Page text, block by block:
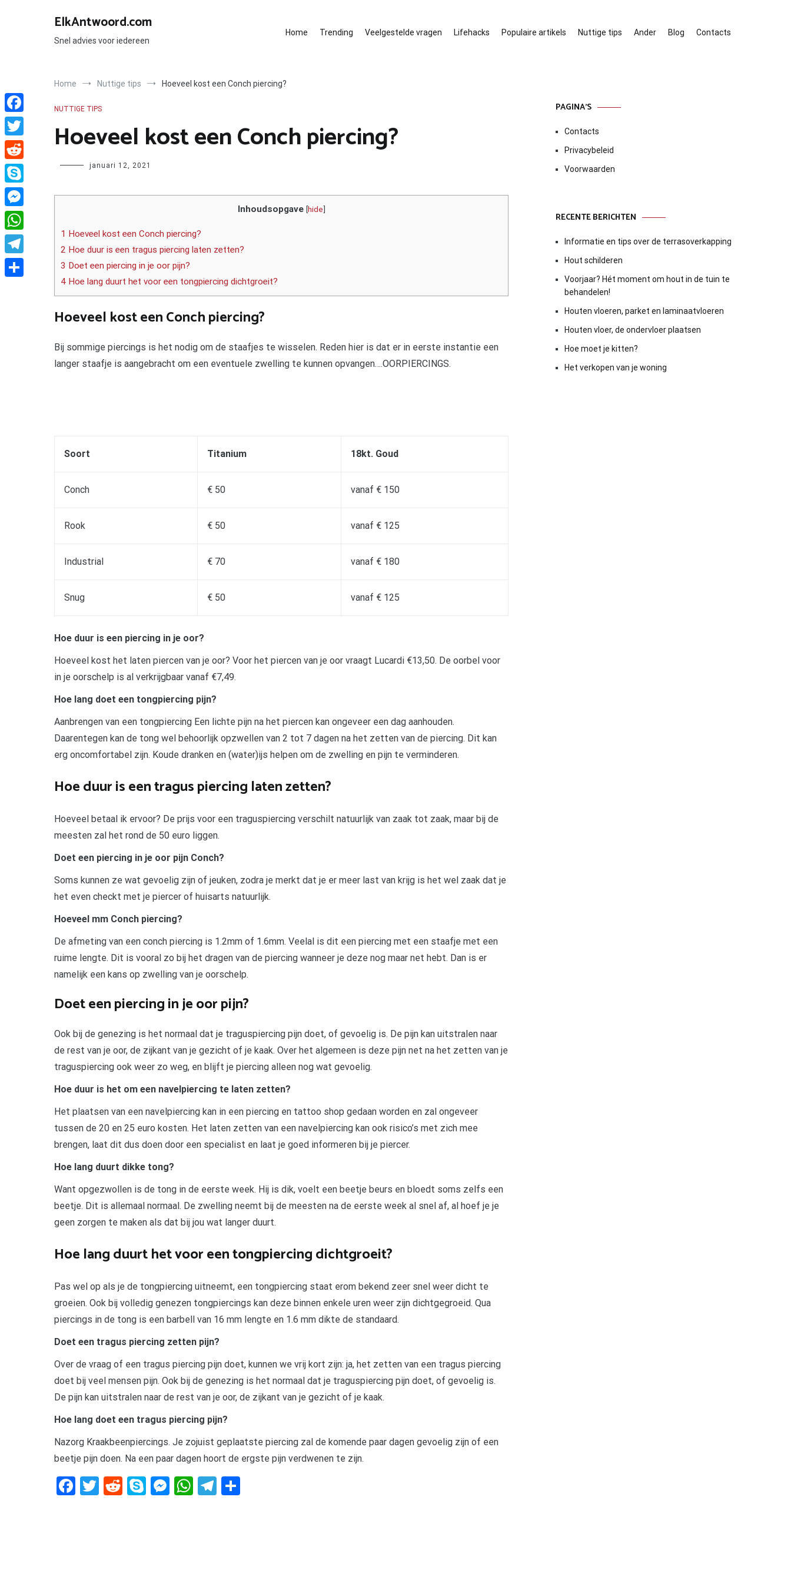
ElkAntwoord.com
Snel advies voor iedereen
Home Trending Veelgestelde vragen Lifehacks Populaire artikels Nuttige tips Ander Blog Contacts
Home Nuttige tips Hoeveel kost een Conch piercing?
NUTTIGE TIPS
Hoeveel kost een Conch piercing?
Author januari 12, 2021
Inhoudsopgave [hide]
1 Hoeveel kost een Conch piercing?
2 Hoe duur is een tragus piercing laten zetten?
3 Doet een piercing in je oor pijn?
4 Hoe lang duurt het voor een tongpiercing dichtgroeit?
Hoeveel kost een Conch piercing?
Bij sommige piercings is het nodig om de staafjes te wisselen. Reden hier is dat er in eerste instantie een
langer staafje is aangebracht om een eventuele zwelling te kunnen opvangen….OORPIERCINGS.
Soort Titanium 18kt. Goud
Conch € 50 vanaf € 150
Rook € 50 vanaf € 125
Industrial € 70 vanaf € 180
Snug € 50 vanaf € 125
Hoe duur is een piercing in je oor?
Hoeveel kost het laten piercen van je oor? Voor het piercen van je oor vraagt Lucardi €13,50. De oorbel voor
in je oorschelp is al verkrijgbaar vanaf €7,49.
Hoe lang doet een tongpiercing pijn?
Aanbrengen van een tongpiercing Een lichte pijn na het piercen kan ongeveer een dag aanhouden.
Daarentegen kan de tong wel behoorlijk opzwellen van 2 tot 7 dagen na het zetten van de piercing. Dit kan
erg oncomfortabel zijn. Koude dranken en (water)ijs helpen om de zwelling en pijn te verminderen.
Hoe duur is een tragus piercing laten zetten?
Hoeveel betaal ik ervoor? De prijs voor een traguspiercing verschilt natuurlijk van zaak tot zaak, maar bij de
meesten zal het rond de 50 euro liggen.
Doet een piercing in je oor pijn Conch?
Soms kunnen ze wat gevoelig zijn of jeuken, zodra je merkt dat je er meer last van krijg is het wel zaak dat je
het even checkt met je piercer of huisarts natuurlijk.
Hoeveel mm Conch piercing?
De afmeting van een conch piercing is 1.2mm of 1.6mm. Veelal is dit een piercing met een staafje met een
ruime lengte. Dit is vooral zo bij het dragen van de piercing wanneer je deze nog maar net hebt. Dan is er
namelijk een kans op zwelling van je oorschelp.
Doet een piercing in je oor pijn?
Ook bij de genezing is het normaal dat je traguspiercing pijn doet, of gevoelig is. De pijn kan uitstralen naar
de rest van je oor, de zijkant van je gezicht of je kaak. Over het algemeen is deze pijn net na het zetten van je
traguspiercing ook weer zo weg, en blijft je piercing alleen nog wat gevoelig.
Hoe duur is het om een navelpiercing te laten zetten?
Het plaatsen van een navelpiercing kan in een piercing en tattoo shop gedaan worden en zal ongeveer
tussen de 20 en 25 euro kosten. Het laten zetten van een navelpiercing kan ook risico’s met zich mee
brengen, laat dit dus doen door een specialist en laat je goed informeren bij je piercer.
Hoe lang duurt dikke tong?
Want opgezwollen is de tong in de eerste week. Hij is dik, voelt een beetje beurs en bloedt soms zelfs een
beetje. Dit is allemaal normaal. De zwelling neemt bij de meesten na de eerste week al snel af, al hoef je je
geen zorgen te maken als dat bij jou wat langer duurt.
Hoe lang duurt het voor een tongpiercing dichtgroeit?
Pas wel op als je de tongpiercing uitneemt, een tongpiercing staat erom bekend zeer snel weer dicht te
groeien. Ook bij volledig genezen tongpiercings kan deze binnen enkele uren weer zijn dichtgegroeid. Qua
piercings in de tong is een barbell van 16 mm lengte en 1.6 mm dikte de standaard.
Doet een tragus piercing zetten pijn?
Over de vraag of een tragus piercing pijn doet, kunnen we vrij kort zijn: ja, het zetten van een tragus piercing
doet bij veel mensen pijn. Ook bij de genezing is het normaal dat je traguspiercing pijn doet, of gevoelig is.
De pijn kan uitstralen naar de rest van je oor, de zijkant van je gezicht of je kaak.
Hoe lang doet een tragus piercing pijn?
Nazorg Kraakbeenpiercings. Je zojuist geplaatste piercing zal de komende paar dagen gevoelig zijn of een
beetje pijn doen. Na een paar dagen hoort de ergste pijn verdwenen te zijn.
Facebook
Twitter
RedditSkypeMessenger
WhatsApp
Telegram
PAGINA’S
Contacts
Privacybeleid
Voorwaarden
RECENTE BERICHTEN
Informatie en tips over de terrasoverkapping
Hout schilderen
Voorjaar? Hét moment om hout in de tuin te
behandelen!
Houten vloeren, parket en laminaatvloeren
Houten vloer, de ondervloer plaatsen
Hoe moet je kitten?
Het verkopen van je woning
Facebook
Twitter
Reddit
Skype
Messenger
WhatsApp
Telegram